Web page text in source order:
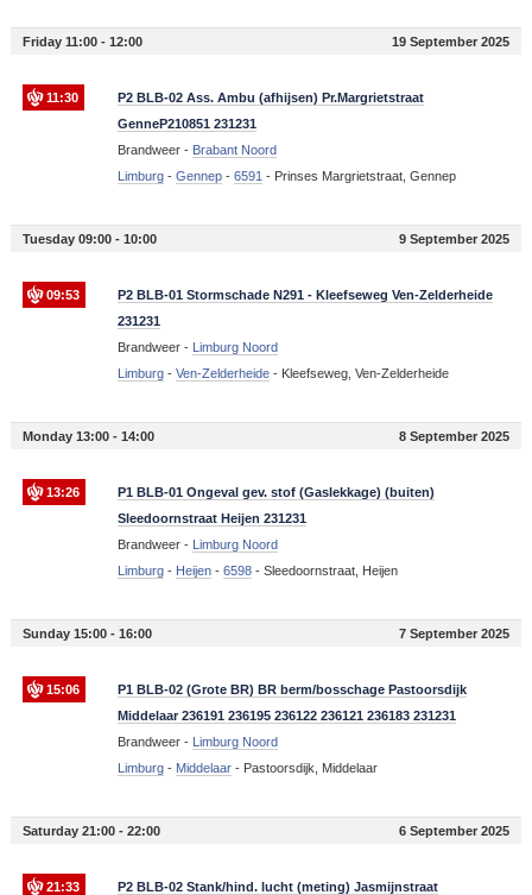
Friday 11:00 - 12:00 19 September 2025
11:30
P2 BLB-02 Ass. Ambu (afhijsen) Pr.Margrietstraat
GenneP210851 231231
Brandweer - Brabant Noord
Limburg- Gennep- 6591 - Prinses Margrietstraat, Gennep
Tuesday 09:00 - 10:00 9 September 2025
09:53
P2 BLB-01 Stormschade N291 - Kleefseweg Ven-Zelderheide
231231
Brandweer - Limburg Noord
Limburg- Ven-Zelderheide- Kleefseweg, Ven-Zelderheide
Monday 13:00 - 14:00 8 September 2025
13:26
P1 BLB-01 Ongeval gev. stof (Gaslekkage) (buiten)
Sleedoornstraat Heijen 231231
Brandweer - Limburg Noord
Limburg- Heijen- 6598- Sleedoornstraat, Heijen
Sunday 15:00 - 16:00 7 September 2025
15:06
P1 BLB-02 (Grote BR) BR berm/bosschage Pastoorsdijk
Middelaar 236191 236195 236122 236121 236183 231231
Brandweer - Limburg Noord
Limburg- Middelaar- Pastoorsdijk, Middelaar
Saturday 21:00 - 22:00 6 September 2025
21:33
P2 BLB-02 Stank/hind. lucht (meting) Jasmijnstraat